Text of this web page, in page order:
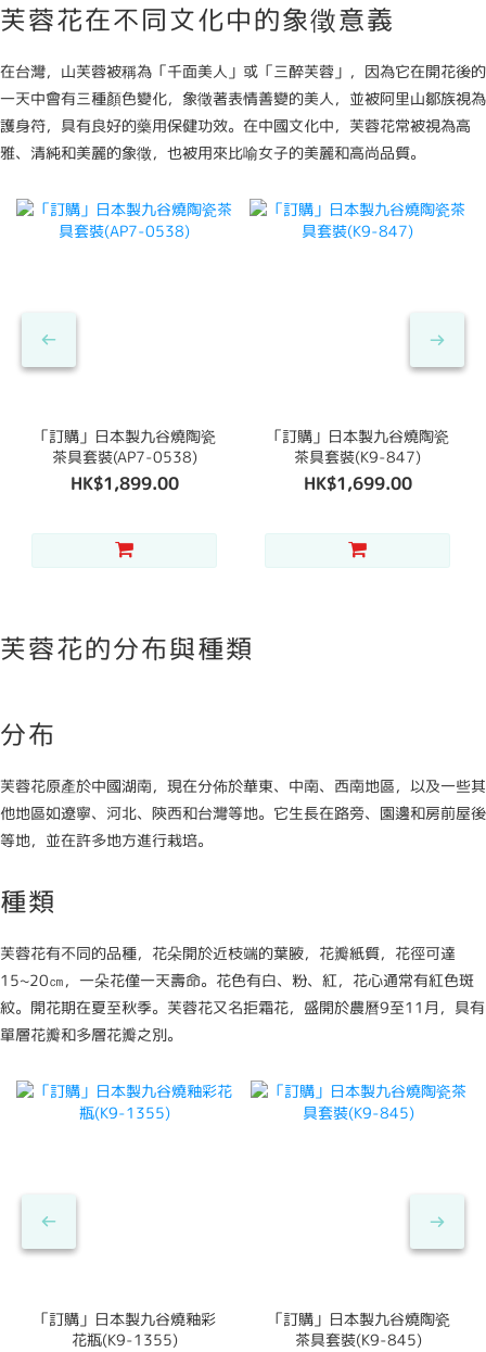
芙蓉花在不同文化中的象徵意義
在台灣，山芙蓉被稱為「千面美人」或「三醉芙蓉」，因為它在開花後的
一天中會有三種顏色變化，象徵著表情善變的美人，並被阿里山鄒族視為
護身符，具有良好的藥用保健功效。在中國文化中，芙蓉花常被視為高
雅、清純和美麗的象徵，也被用來比喻女子的美麗和高尚品質。
「訂購」日本製九谷燒陶瓷
茶具套裝(AP7-0538)
HK$1,899.00
「訂購」日本製九谷燒陶瓷
茶具套裝(K9-847)
HK$1,699.00
芙蓉花的分布與種類
分布
芙蓉花原產於中國湖南，現在分佈於華東、中南、西南地區，以及一些其
他地區如遼寧、河北、陝西和台灣等地。它生長在路旁、園邊和房前屋後
等地，並在許多地方進行栽培。
種類
芙蓉花有不同的品種，花朵開於近枝端的葉腋，花瓣紙質，花徑可達
15~20㎝，一朵花僅一天壽命。花色有白、粉、紅，花心通常有紅色斑
紋。開花期在夏至秋季。芙蓉花又名拒霜花，盛開於農曆9至11月，具有
單層花瓣和多層花瓣之別。
「訂購」日本製九谷燒釉彩
花瓶(K9-1355)
「訂購」日本製九谷燒陶瓷
茶具套裝(K9-845)